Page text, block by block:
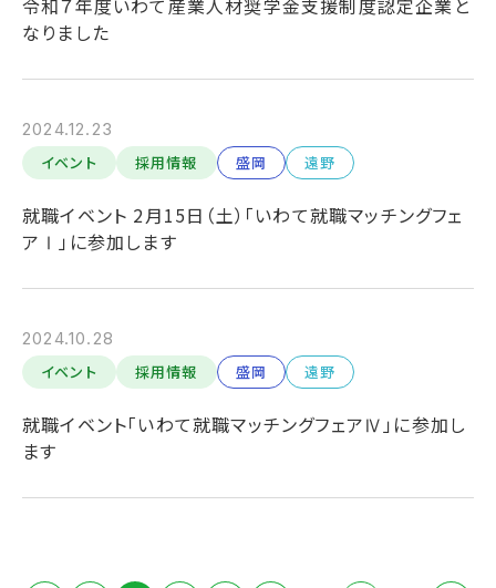
令和７年度いわて産業人材奨学金支援制度認定企業と
なりました
2024.12.23
イベント
採用情報 盛岡 遠野
就職イベント 2月15日（土）「いわて就職マッチングフェ
アⅠ」に参加します
2024.10.28
イベント
採用情報 盛岡 遠野
就職イベント「いわて就職マッチングフェアⅣ」に参加し
ます